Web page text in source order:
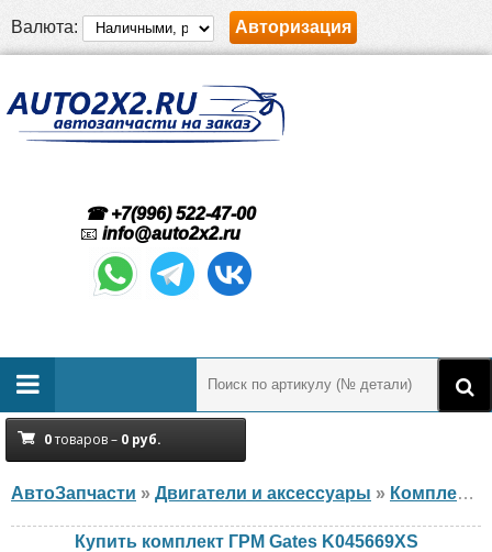
Валюта: Авторизация
☎ +7(996) 522-47-00
📧 info@auto2x2.ru
0товаров – 0 руб.
АвтоЗапчасти » Двигатели и аксессуары » Комплект ГРМ
Купить комплект ГРМ Gates K045669XS